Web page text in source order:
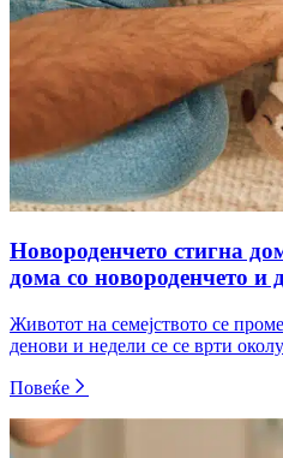
Новороденчето стигна
дома со новороденчето и
Животот на семејството се
денови и недели се се врти
Повеќе